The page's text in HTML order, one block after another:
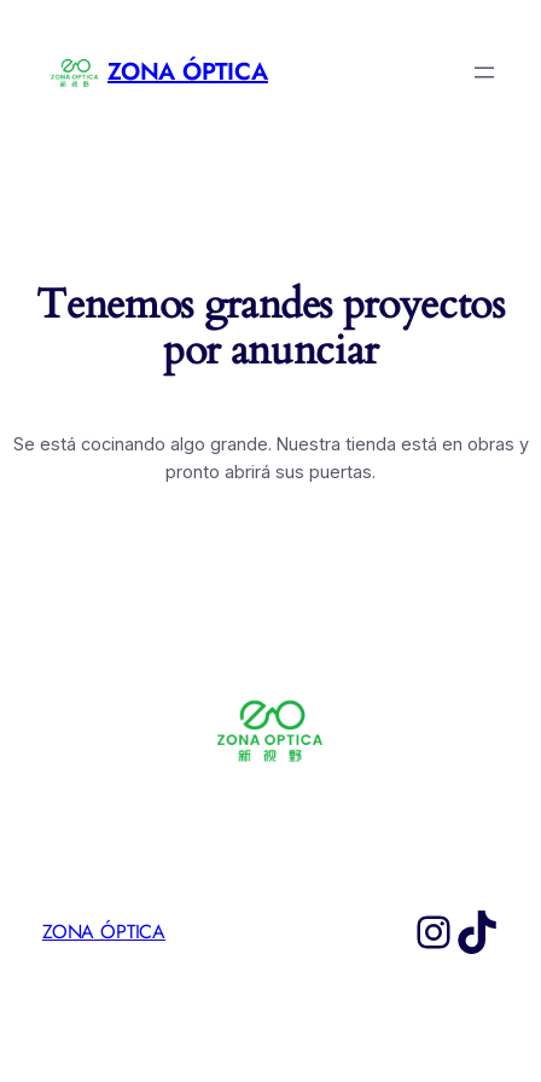
ZONA ÓPTICA
Tenemos grandes proyectos
por anunciar
Se está cocinando algo grande. Nuestra tienda está en obras y
pronto abrirá sus puertas.
ZONA ÓPTICA